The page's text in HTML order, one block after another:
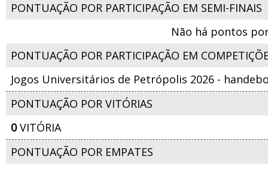
PONTUAÇÃO POR PARTICIPAÇÃO EM SEMI-FINAIS
Não há pontos
PONTUAÇÃO POR PARTICIPAÇÃO EM
Jogos Universitários de Petrópolis 2026 -
PONTUAÇÃO POR VITÓRIAS
0VITÓRIA
PONTUAÇÃO POR EMPATES